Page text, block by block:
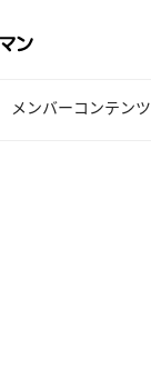
メンバーコンテンツ